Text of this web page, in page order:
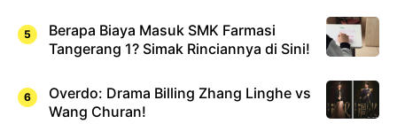
Berapa Biaya Masuk SMK Farmasi
Tangerang 1? Simak Rinciannya di Sini!
Overdo: Drama Billing Zhang Linghe vs
Wang Churan!